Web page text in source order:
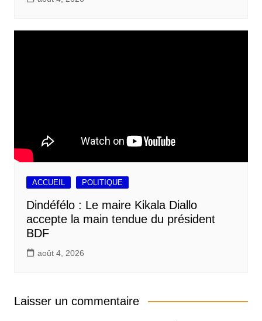
ACCUEIL POLITIQUE
Dindéfélo : Le maire Kikala Diallo
accepte la main tendue du président
BDF
août 4, 2026
Laisser un commentaire